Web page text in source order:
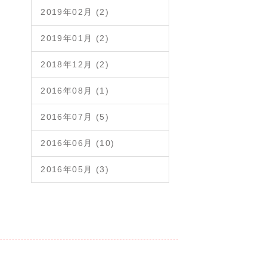
2019年02月 (2)
2019年01月 (2)
2018年12月 (2)
2016年08月 (1)
2016年07月 (5)
2016年06月 (10)
2016年05月 (3)